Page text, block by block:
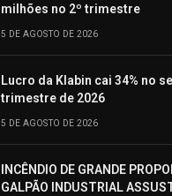
milhões no 2º trimestre
5 DE AGOSTO DE 2026
Lucro da Klabin cai 34% no
trimestre de 2026
5 DE AGOSTO DE 2026
INCÊNDIO DE GRANDE
GALPÃO INDUSTRIAL